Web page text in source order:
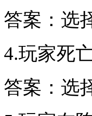
答案：选
4.玩家死
答案：选